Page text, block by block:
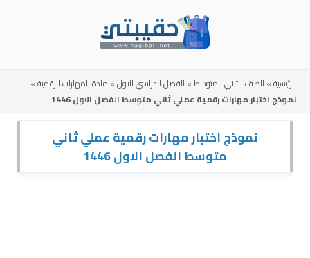
الرئيسية» الصف الثاني المتوسط» الفصل الدراسي الاول» مادة المهارات الرقمية»
نموذج اختبار مهارات رقمية عملي ثاني متوسط الفصل الاول 1446
نموذج اختبار مهارات رقمية عملي ثاني
متوسط الفصل الاول 1446